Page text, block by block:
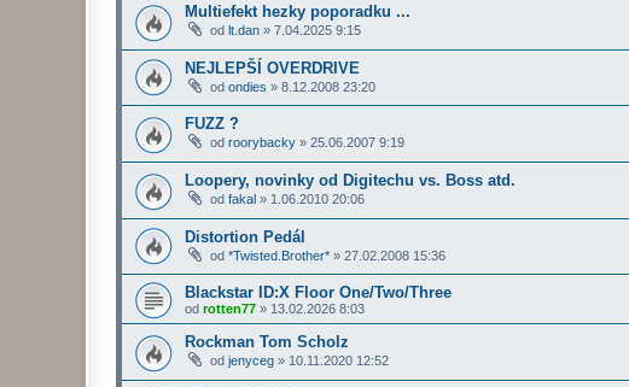
Multiefekt hezky poporadku ...
od lt.dan » 7.04.2025 9:15
NEJLEPŠÍ OVERDRIVE
od ondies » 8.12.2008 23:20
FUZZ ?
od roorybacky » 25.06.2007 9:19
Loopery, novinky od Digitechu vs. Boss atd.
od fakal » 1.06.2010 20:06
Distortion Pedál
od *Twisted.Brother* » 27.02.2008 15:36
Blackstar ID:X Floor One/Two/Three
od rotten77 » 13.02.2026 8:03
Rockman Tom Scholz
od jenyceg » 10.11.2020 12:52